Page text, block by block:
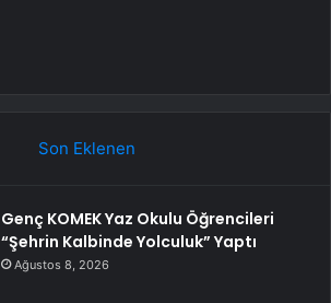
Son Eklenen
Genç KOMEK Yaz Okulu Öğrencileri
“Şehrin Kalbinde Yolculuk” Yaptı
Ağustos 8, 2026